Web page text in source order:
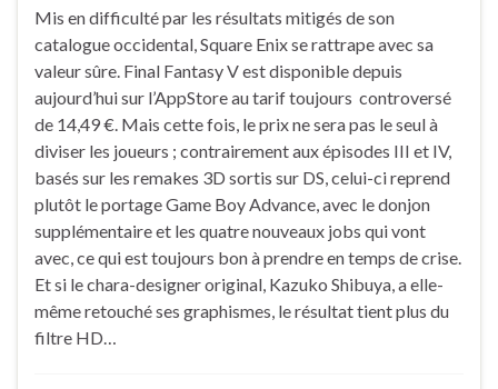
Mis en difficulté par les résultats mitigés de son
catalogue occidental, Square Enix se rattrape avec sa
valeur sûre. Final Fantasy V est disponible depuis
aujourd’hui sur l’AppStore au tarif toujours controversé
de 14,49 €. Mais cette fois, le prix ne sera pas le seul à
diviser les joueurs ; contrairement aux épisodes III et IV,
basés sur les remakes 3D sortis sur DS, celui-ci reprend
plutôt le portage Game Boy Advance, avec le donjon
supplémentaire et les quatre nouveaux jobs qui vont
avec, ce qui est toujours bon à prendre en temps de crise.
Et si le chara-designer original, Kazuko Shibuya, a elle-
même retouché ses graphismes, le résultat tient plus du
filtre HD…